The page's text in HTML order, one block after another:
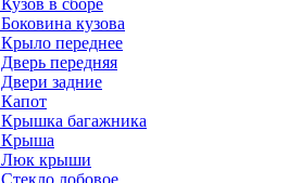
Кузов в сборе
Боковина кузова
Крыло переднее
Дверь передняя
Двери задние
Капот
Крышка багажника
Крыша
Люк крыши
Стекло лобовое